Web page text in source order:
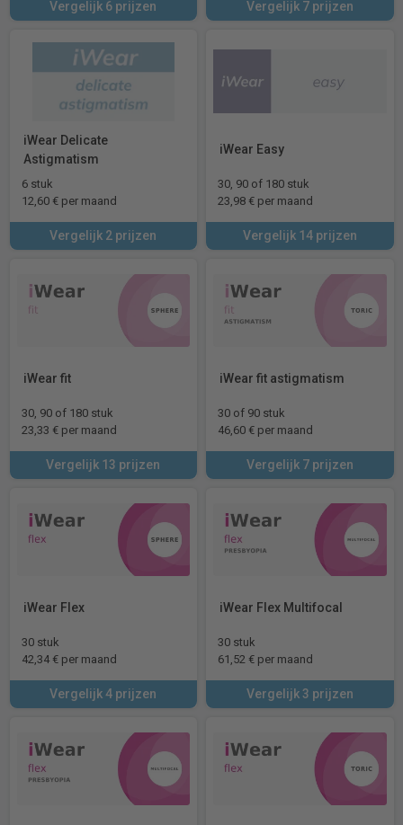
Vergelijk 6 prijzen Vergelijk 7 prijzen
iWear Delicate
Astigmatism
6 stuk
12,60 € per maand
Vergelijk 2 prijzen
iWear Easy
30, 90 of 180 stuk
23,98 € per maand
Vergelijk 14 prijzen
iWear fit
30, 90 of 180 stuk
23,33 € per maand
Vergelijk 13 prijzen
iWear fit astigmatism
30 of 90 stuk
46,60 € per maand
Vergelijk 7 prijzen
iWear Flex
30 stuk
42,34 € per maand
Vergelijk 4 prijzen
iWear Flex Multifocal
30 stuk
61,52 € per maand
Vergelijk 3 prijzen